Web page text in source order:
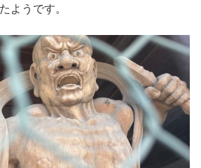
ようです。